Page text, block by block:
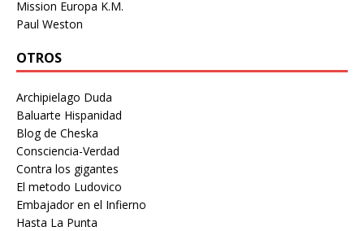
Mission Europa K.M.
Paul Weston
OTROS
Archipielago Duda
Baluarte Hispanidad
Blog de Cheska
Consciencia-Verdad
Contra los gigantes
El metodo Ludovico
Embajador en el Infierno
Hasta La Punta